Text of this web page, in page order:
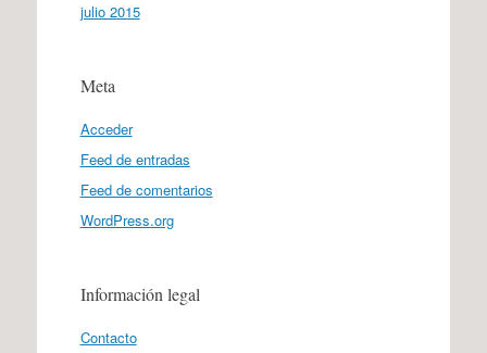
julio 2015
Meta
Acceder
Feed de entradas
Feed de comentarios
WordPress.org
Información legal
Contacto